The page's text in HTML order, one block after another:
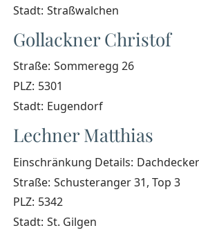
Stadt: Straßwalchen
Gollackner Christof
Straße: Sommeregg 26
PLZ: 5301
Stadt: Eugendorf
Lechner Matthias
Einschränkung Details:
Straße: Schusteranger 31, Top 3
PLZ: 5342
Stadt: St. Gilgen